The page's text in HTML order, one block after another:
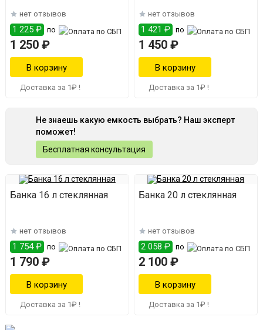
нет отзывов
1 225 ₽ по
1 250 ₽
Доставка за 1₽ !
нет отзывов
1 421 ₽ по
1 450 ₽
Доставка за 1₽ !
Не знаешь какую емкость выбрать? Наш эксперт
поможет!
Бесплатная консультация
Банка 16 л стеклянная
нет отзывов
1 754 ₽ по
1 790 ₽
Доставка за 1₽ !
Банка 20 л стеклянная
нет отзывов
2 058 ₽ по
2 100 ₽
Доставка за 1₽ !